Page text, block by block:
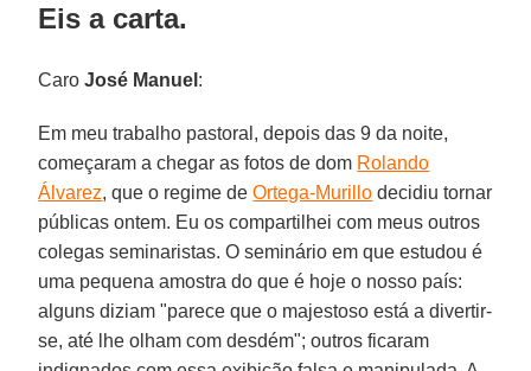
Eis a carta.
CaroJosé Manuel :
Em meu trabalho pastoral, depois das 9 da noite,
começaram a chegar as fotos de dom Rolando
Álvarez, que o regime deOrtega-Murillo decidiu tornar
públicas ontem. Eu os compartilhei com meus outros
colegas seminaristas. O seminário em que estudou é
uma pequena amostra do que é hoje o nosso país:
alguns diziam "parece que o majestoso está a divertir-
se, até lhe olham com desdém"; outros ficaram